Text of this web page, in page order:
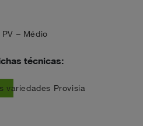
– Médio
técnicas:
variedades Provisia